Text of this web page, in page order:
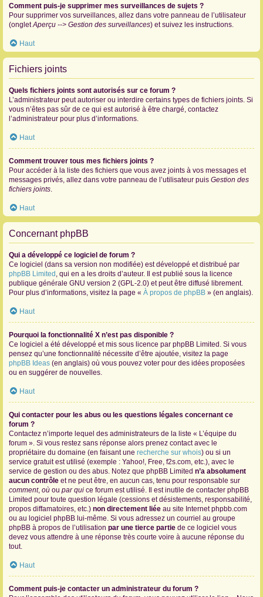
Comment puis-je supprimer mes surveillances de sujets ?
Pour supprimer vos surveillances, allez dans votre panneau de l’utilisateur
(ongletAperçu --> Gestion des surveillances) et suivez les instructions.
Haut
Fichiers joints
Quels fichiers joints sont autorisés sur ce forum ?
L’administrateur peut autoriser ou interdire certains types de fichiers joints. Si
vous n’êtes pas sûr de ce qui est autorisé à être chargé, contactez
l’administrateur pour plus d’informations.
Haut
Comment trouver tous mes fichiers joints ?
Pour accéder à la liste des fichiers que vous avez joints à vos messages et
messages privés, allez dans votre panneau de l’utilisateur puis Gestion des
fichiers joints.
Haut
Concernant phpBB
Qui a développé ce logiciel de forum ?
Ce logiciel (dans sa version non modifiée) est développé et distribué par
phpBB Limited , qui en a les droits d’auteur. Il est publié sous la licence
publique générale GNU version 2 (GPL-2.0) et peut être diffusé librement.
Pour plus d’informations, visitez la page « À propos de phpBB » (en anglais).
Haut
Pourquoi la fonctionnalité X n’est pas disponible ?
Ce logiciel a été développé et mis sous licence par phpBB Limited. Si vous
pensez qu’une fonctionnalité nécessite d’être ajoutée, visitez la page
phpBB Ideas (en anglais) où vous pouvez voter pour des idées proposées
ou en suggérer de nouvelles.
Haut
Qui contacter pour les abus ou les questions légales concernant ce
forum ?
Contactez n’importe lequel des administrateurs de la liste « L’équipe du
forum ». Si vous restez sans réponse alors prenez contact avec le
propriétaire du domaine (en faisant une recherche sur whois) ou si un
service gratuit est utilisé (exemple : Yahoo!, Free, f2s.com, etc.), avec le
service de gestion ou des abus. Notez que phpBB Limited n’a absolument
aucun contrôle et ne peut être, en aucun cas, tenu pour responsable sur
comment, où ou par qui ce forum est utilisé. Il est inutile de contacter phpBB
Limited pour toute question légale (cessions et désistements, responsabilité,
propos diffamatoires, etc.) non directement liée au site Internet phpbb.com
ou au logiciel phpBB lui-même. Si vous adressez un courriel au groupe
phpBB à propos de l’utilisation par une tierce partie de ce logiciel vous
devez vous attendre à une réponse très courte voire à aucune réponse du
tout.
Haut
Comment puis-je contacter un administrateur du forum ?